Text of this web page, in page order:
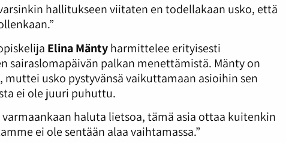
hallitukseen viitaten en todellakaan usko, että
Elina Mäntyharmittelee erityisesti
sairaslomapäivän palkan menettämistä. Mänty on
usko pystyvänsä vaikuttamaan asioihin sen
ei ole juuri puhuttu.
haluta lietsoa, tämä asia ottaa kuitenkin
ei ole sentään alaa vaihtamassa.”